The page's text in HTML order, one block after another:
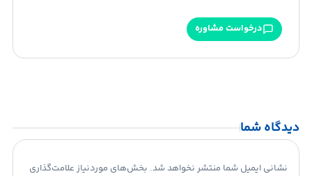
درخواست مشاوره
دیدگاه شما
نشانی ایمیل شما منتشر نخواهد شد. بخش‌های موردنیاز علامت‌گذاری